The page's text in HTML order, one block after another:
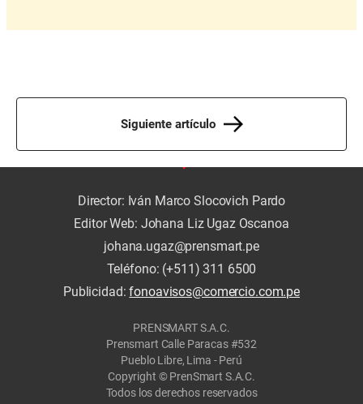
Siguiente artículo
Director: Iván Marco Slocovich Pardo
Editor Web: Johana Liz Ugaz Oscanoa
johana.ugaz@prensmart.pe
Teléfono: (+511) 311 6500
Publicidad:fonoavisos@comercio.com.pe
PRENSMART S.A.C.
Prensmart Calle Paracas #532
Pueblo Libre, Lima - Perú
Copyright © PrenSmart S.A.C.
Todos los derechos reservados